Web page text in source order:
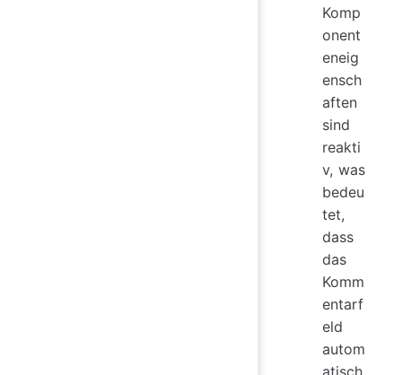
Komp
onent
eneig
ensch
aften
sind
reakti
v, was
bedeu
tet,
dass
das
Komm
entarf
eld
autom
atisch